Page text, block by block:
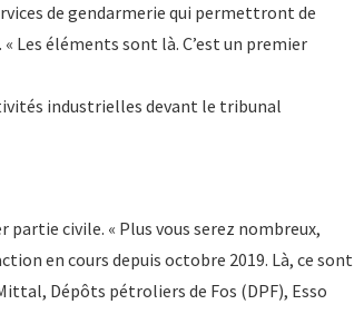
de gendarmerie qui permettront de
Les éléments sont là. C’est un premier
industrielles devant le tribunal
civile. « Plus vous serez nombreux,
en cours depuis octobre 2019. Là, ce sont
Dépôts pétroliers de Fos (DPF), Esso